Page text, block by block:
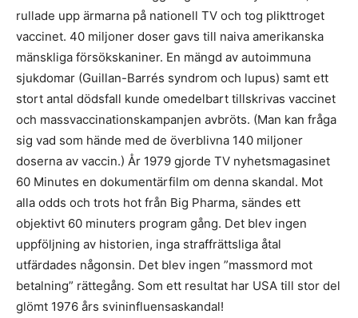
rullade upp ärmarna på nationell TV och tog plikttroget
vaccinet. 40 miljoner doser gavs till naiva amerikanska
mänskliga försökskaniner. En mängd av autoimmuna
sjukdomar (Guillan-Barrés syndrom och lupus) samt ett
stort antal dödsfall kunde omedelbart tillskrivas vaccinet
och massvaccinationskampanjen avbröts. (Man kan fråga
sig vad som hände med de överblivna 140 miljoner
doserna av vaccin.) År 1979 gjorde TV nyhetsmagasinet
60 Minutes en dokumentärfilm om denna skandal. Mot
alla odds och trots hot från Big Pharma, sändes ett
objektivt 60 minuters program gång. Det blev ingen
uppföljning av historien, inga straffrättsliga åtal
utfärdades någonsin. Det blev ingen ”massmord mot
betalning” rättegång. Som ett resultat har USA till stor del
glömt 1976 års svininfluensaskandal!